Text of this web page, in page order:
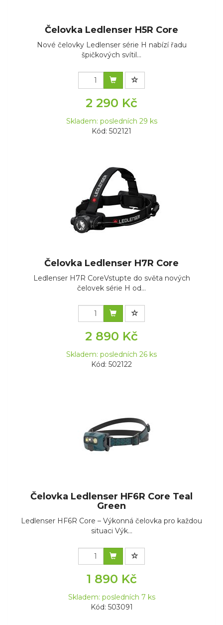
Čelovka Ledlenser H5R Core
Nové čelovky Ledlenser série H nabízí řadu
špičkových svítil...
2 290 Kč
Skladem: posledních 29 ks
Kód: 502121
Čelovka Ledlenser H7R Core
Ledlenser H7R CoreVstupte do světa nových
čelovek série H od...
2 890 Kč
Skladem: posledních 26 ks
Kód: 502122
Čelovka Ledlenser HF6R Core Teal
Green
Ledlenser HF6R Core – Výkonná čelovka pro každou
situaci Výk...
1 890 Kč
Skladem: posledních 7 ks
Kód: 503091